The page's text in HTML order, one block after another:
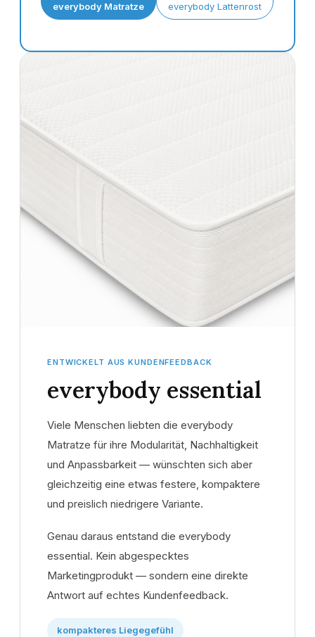
everybody Matratze everybody Lattenrost
ENTWICKELT AUS KUNDENFEEDBACK
everybody essential
Viele Menschen liebten die everybody
Matratze für ihre Modularität, Nachhaltigkeit
und Anpassbarkeit — wünschten sich aber
gleichzeitig eine etwas festere, kompaktere
und preislich niedrigere Variante.
Genau daraus entstand die everybody
essential. Kein abgespecktes
Marketingprodukt — sondern eine direkte
Antwort auf echtes Kundenfeedback.
kompakteres Liegegefühl